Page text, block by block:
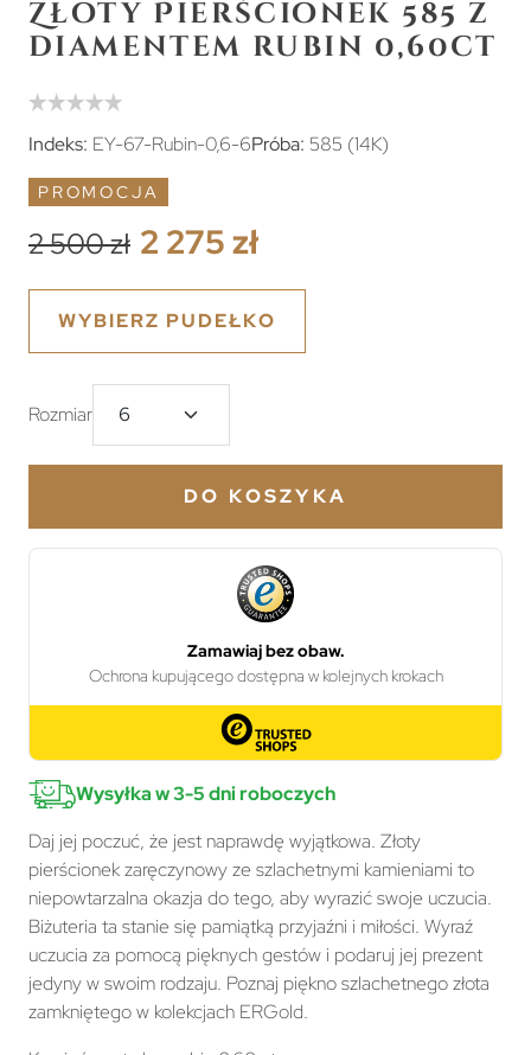
Złoty Pierścionek 585 z
diamentem rubin 0,60ct
Indeks: EY-67-Rubin-0,6-6Próba: 585 (14K)
PROMOCJA
2 500 zł 2 275 zł
WYBIERZ PUDEŁKO
Rozmiar
DO KOSZYKA
Wysyłka w 3-5 dni roboczych
Daj jej poczuć, że jest naprawdę wyjątkowa. Złoty
pierścionek zaręczynowy ze szlachetnymi kamieniami to
niepowtarzalna okazja do tego, aby wyrazić swoje uczucia.
Biżuteria ta stanie się pamiątką przyjaźni i miłości. Wyraź
uczucia za pomocą pięknych gestów i podaruj jej prezent
jedyny w swoim rodzaju. Poznaj piękno szlachetnego złota
zamkniętego w kolekcjach ERGold.